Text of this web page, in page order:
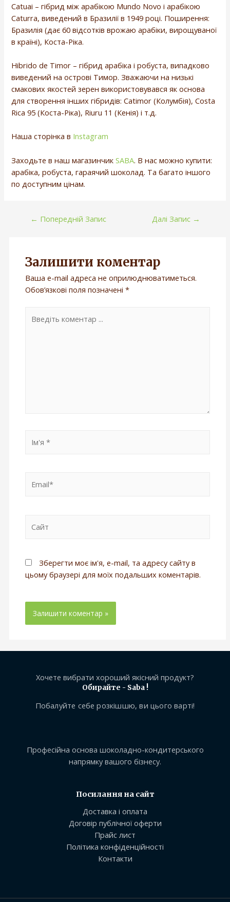
Catuai – гібрид між арабікою Mundo Novo і арабікою
Caturra, виведений в Бразилії в 1949 році. Поширення:
Бразилія (дає 60 відсотків врожаю арабіки, вирощуваної
в країні), Коста-Ріка.
Hibrido de Timor – гібрид арабіка і робуста, випадково
виведений на острові Тимор. Зважаючи на низькі
смакових якостей зерен використовувався як основа
для створення інших гібридів: Catimor (Колумбія), Costa
Rica 95 (Коста-Ріка), Riuru 11 (Кенія) і т.д.
Наша сторінка в Instagram
Заходьте в наш магазинчикSABA. В нас можно купити:
арабіка, робуста, гараячий шоколад. Та багато іншого
по доступним цінам.
← Попередній Запис Далі Запис →
Залишити коментар
Ваша e-mail адреса не оприлюднюватиметься.
Обов’язкові поля позначені*
Зберегти моє ім'я, e-mail, та адресу сайту в
цьому браузері для моїх подальших коментарів.
Хочете вибрати хороший якісний продукт?
Обирайте - Saba !
Побалуйте себе розкішшю, ви цього варті!
Професійна основа шоколадно-кондитерського
напрямку вашого бізнесу.
Посилання на сайт
Доставка і оплата
Договір публічної оферти
Прайс лист
Політика конфіденційності
Контакти